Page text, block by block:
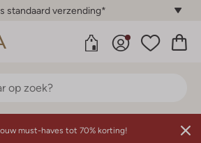
standaard verzending*
must-haves tot 70% korting!